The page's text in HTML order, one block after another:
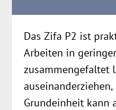
Das Zifa P2 ist
Arbeiten in
zusammengefaltet
Grundeinheit kann